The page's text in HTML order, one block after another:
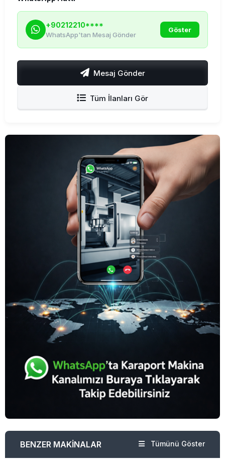
+90212210****
WhatsApp'tan Mesaj Gönder
Göster
Mesaj Gönder
Tüm İlanları Gör
BENZER MAKİNALAR Tümünü Göster